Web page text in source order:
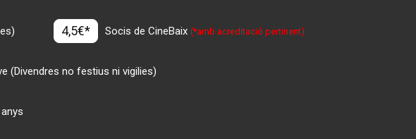
4,5€* Socis de CineBaix(*amb acreditació pertinent)
(Divendres no festius ni vigilies)